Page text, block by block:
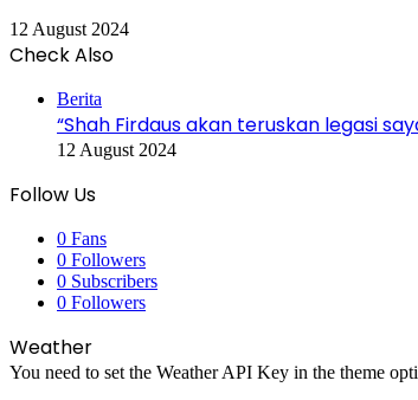
12 August 2024
Check Also
Berita
“Shah Firdaus akan teruskan legasi
12 August 2024
Follow Us
0 Fans
0 Followers
0 Subscribers
0 Followers
Weather
You need to set the Weather API Key in the theme